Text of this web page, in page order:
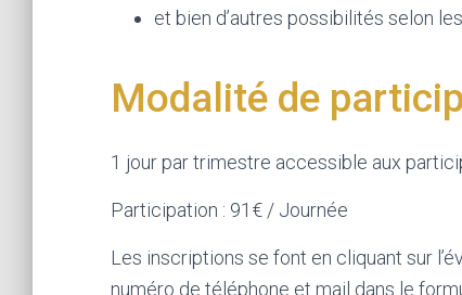
et bien d’autres possibilités selon
Modalité de
1 jour par trimestre accessible aux
Participation : 91€ / Journée
Les inscriptions se font en cliquant sur
numéro de téléphone et mail dans le